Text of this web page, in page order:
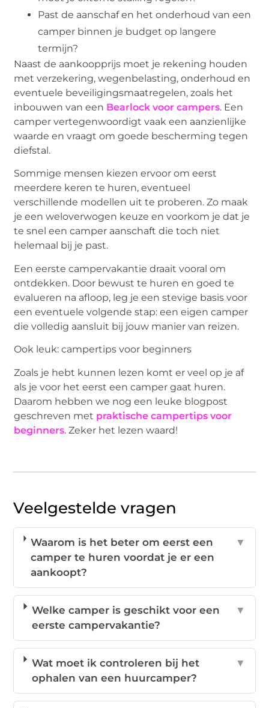
Past de aanschaf en het onderhoud van een
camper binnen je budget op langere
termijn?
Naast de aankoopprijs moet je rekening houden
met verzekering, wegenbelasting, onderhoud en
eventuele beveiligingsmaatregelen, zoals het
inbouwen van een Bearlock voor campers. Een
camper vertegenwoordigt vaak een aanzienlijke
waarde en vraagt om goede bescherming tegen
diefstal.
Sommige mensen kiezen ervoor om eerst
meerdere keren te huren, eventueel
verschillende modellen uit te proberen. Zo maak
je een weloverwogen keuze en voorkom je dat je
te snel een camper aanschaft die toch niet
helemaal bij je past.
Een eerste campervakantie draait vooral om
ontdekken. Door bewust te huren en goed te
evalueren na afloop, leg je een stevige basis voor
een eventuele volgende stap: een eigen camper
die volledig aansluit bij jouw manier van reizen.
Ook leuk: campertips voor beginners
Zoals je hebt kunnen lezen komt er veel op je af
als je voor het eerst een camper gaat huren.
Daarom hebben we nog een leuke blogpost
geschreven met praktische campertips voor
beginners. Zeker het lezen waard!
Veelgestelde vragen
Waarom is het beter om eerst een
camper te huren voordat je er een
aankoopt?
▼
Welke camper is geschikt voor een
eerste campervakantie?
▼
Wat moet ik controleren bij het
ophalen van een huurcamper?
▼